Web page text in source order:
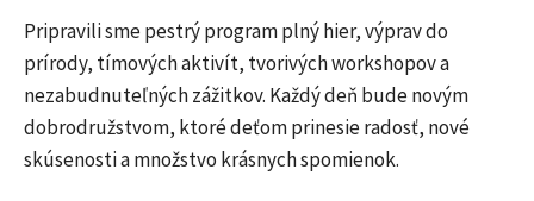
Pripravili sme pestrý program plný hier, výprav do
prírody, tímových aktivít, tvorivých workshopov a
nezabudnuteľných zážitkov. Každý deň bude novým
dobrodružstvom, ktoré deťom prinesie radosť, nové
skúsenosti a množstvo krásnych spomienok.